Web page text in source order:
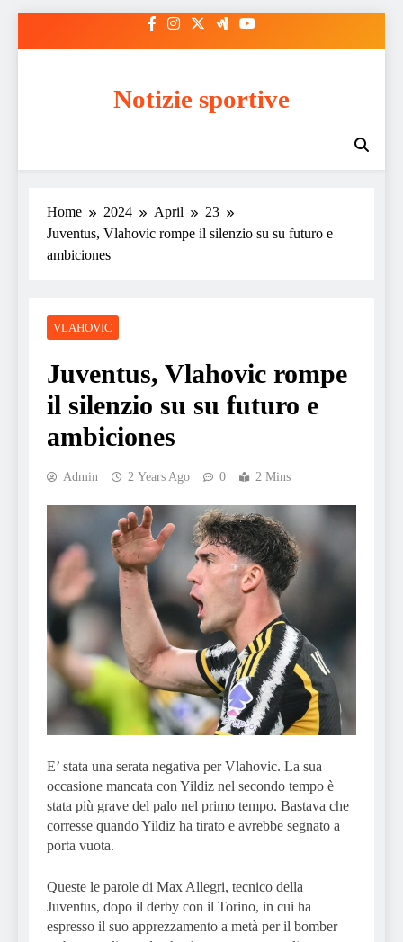
Notizie sportive
Home 2024 April
23
Juventus, Vlahovic rompe il silenzio su su futuro e
ambiciones
VLAHOVIC
Juventus, Vlahovic rompe
il silenzio su su futuro e
ambiciones
Admin 2 Years Ago 0 2 Mins
E’ stata una serata negativa per Vlahovic. La sua
occasione mancata con Yildiz nel secondo tempo è
stata più grave del palo nel primo tempo. Bastava che
corresse quando Yildiz ha tirato e avrebbe segnato a
porta vuota.
Queste le parole di Max Allegri, tecnico della
Juventus, dopo il derby con il Torino, in cui ha
espresso il suo apprezzamento a metà per il bomber